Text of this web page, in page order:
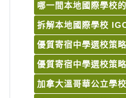
哪一間本地國際學校
拆解本地國際學校
優質寄宿中學選校策
優質寄宿中學選校策
加拿大溫哥華公立學